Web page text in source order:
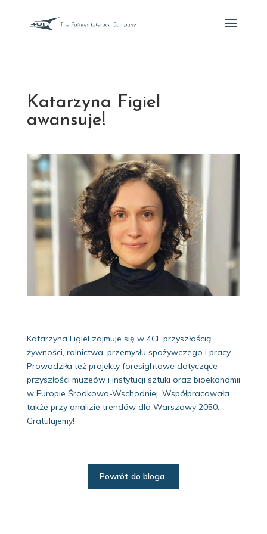
Katarzyna Figiel
awansuje!
Katarzyna Figiel zajmuje się w 4CF przyszłością
żywności, rolnictwa, przemysłu spożywczego i pracy.
Prowadziła też projekty foresightowe dotyczące
przyszłości muzeów i instytucji sztuki oraz bioekonomii
w Europie Środkowo-Wschodniej. Współpracowała
także przy analizie trendów dla Warszawy 2050.
Gratulujemy!
Powrót do bloga